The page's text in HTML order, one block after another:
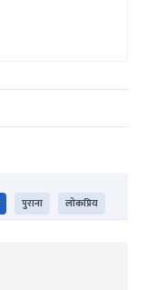
पुराना लोकप्रिय